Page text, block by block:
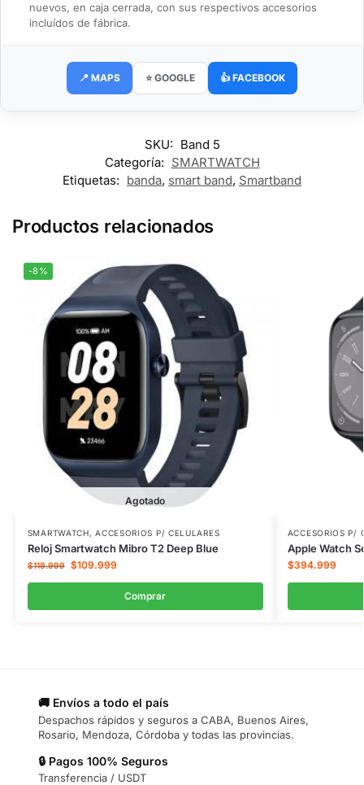
nuevos, en caja cerrada, con sus respectivos accesorios
incluídos de fábrica.
📍 MAPS ⭐ GOOGLE 👍 FACEBOOK
SKU: Band 5
Categoría: SMARTWATCH
Etiquetas: banda, smart band, Smartband
Productos relacionados
-8%
Agotado
SMARTWATCH,ACCESORIOS P/ CELULARES
Reloj Smartwatch Mibro T2 Deep Blue
$119.999 $109.999
Comprar
ACCESORIOS P/
Apple Watch
$394.999
🚚 Envíos a todo el país
Despachos rápidos y seguros a CABA, Buenos Aires,
Rosario, Mendoza, Córdoba y todas las provincias.
🔒 Pagos 100% Seguros
Transferencia / USDT